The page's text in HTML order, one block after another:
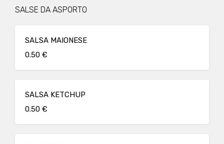
SALSE DA ASPORTO
SALSA MAIONESE
0.50 €
SALSA KETCHUP
0.50 €